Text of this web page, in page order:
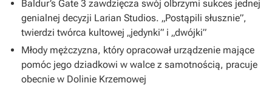
Baldur’s Gate 3 zawdzięcza swój olbrzymi sukces jednej
genialnej decyzji Larian Studios. „Postąpili słusznie”,
twierdzi twórca kultowej „jedynki” i „dwójki”
Młody mężczyzna, który opracował urządzenie mające
pomóc jego dziadkowi w walce z samotnością, pracuje
obecnie w Dolinie Krzemowej